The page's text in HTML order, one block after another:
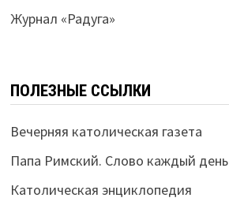
Журнал «Радуга»
ПОЛЕЗНЫЕ ССЫЛКИ
Вечерняя католическая газета
Папа Римский. Слово каждый день
Католическая энциклопедия